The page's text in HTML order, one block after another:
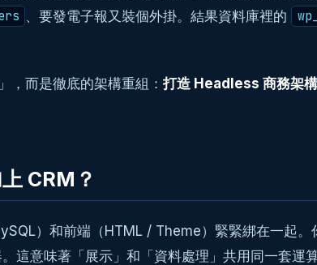
、要發電子報又裝個外掛。結果資料庫裡的
，而是徹底的架構重組： 打造 Headless 商務架
CRM？
）和前端（HTML / Theme）緊緊綁在一起
這意味著「展示」和「資料處理」共用同一套運